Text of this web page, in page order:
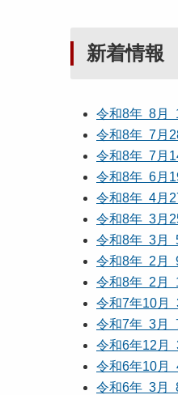
新着情報
令和8年 8月
令和8年 7月
令和8年 7月
令和8年 6月
令和8年 4月
令和8年 3月
令和8年 3月
令和8年 2月
令和8年 2月
令和7年10月
令和7年 3月
令和6年12月
令和6年10月
令和6年 3月